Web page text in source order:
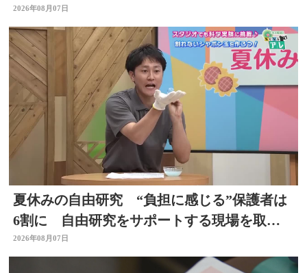
2026年08月07日
夏休みの自由研究 “負担に感じる”保護者は
6割に 自由研究をサポートする現場を取
材 スタジオで「割れないシャボン玉」づく
りも
2026年08月07日